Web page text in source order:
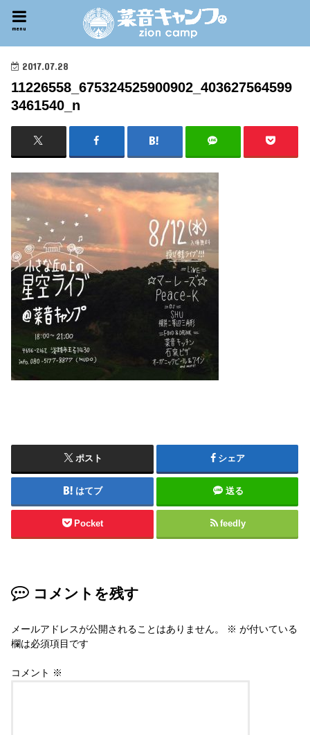
menu
2017.07.28
11226558_675324525900902_403627564599
3461540_n
ポスト シェア
はてブ 送る
Pocket feedly
コメントを残す
メールアドレスが公開されることはありません。 ※ が付いている
欄は必須項目です
コメント ※